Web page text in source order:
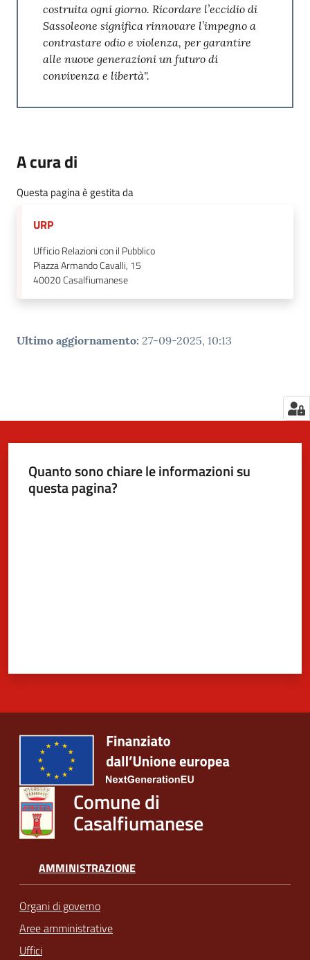
costruita ogni giorno. Ricordare l’eccidio di
Sassoleone significa rinnovare l’impegno a
contrastare odio e violenza, per garantire
alle nuove generazioni un futuro di
convivenza e libertà".
A cura di
Questa pagina è gestita da
URP
Ufficio Relazioni con il Pubblico
Piazza Armando Cavalli, 15
40020Casalfiumanese
Ultimo aggiornamento: 27-09-2025, 10:13
Quanto sono chiare le informazioni su
questa pagina?
Comune di
Casalfiumanese
AMMINISTRAZIONE
Organi di governo
Aree amministrative
Uffici